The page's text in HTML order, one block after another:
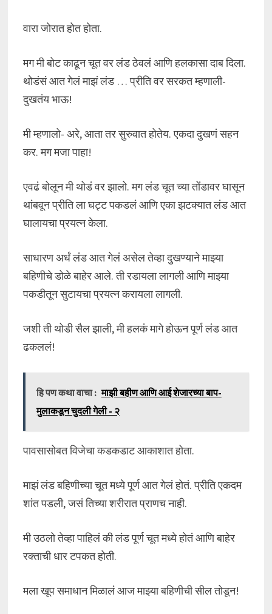
वारा जोरात होत होता.
मग मी बोट काढून चूत वर लंड ठेवलं आणि हलकासा दाब दिला.
थोडंसं आत गेलं माझं लंड … प्रीति वर सरकत म्हणाली-
दुखतंय भाऊ!
मी म्हणालो- अरे, आता तर सुरुवात होतेय. एकदा दुखणं सहन
कर. मग मजा पाहा!
एवढं बोलून मी थोडं वर झालो. मग लंड चूत च्या तोंडावर घासून
थांबवून प्रीति ला घट्ट पकडलं आणि एका झटक्यात लंड आत
घालायचा प्रयत्न केला.
साधारण अर्धं लंड आत गेलं असेल तेव्हा दुखण्याने माझ्या
बहिणीचे डोळे बाहेर आले. ती रडायला लागली आणि माझ्या
पकडीतून सुटायचा प्रयत्न करायला लागली.
जशी ती थोडी सैल झाली, मी हलकं मागे होऊन पूर्ण लंड आत
ढकललं!
हि पण कथा वाचा : माझी बहीण आणि आई शेजारच्या बाप-
मुलाकडून चुदली गेली - २
पावसासोबत विजेचा कडकडाट आकाशात होता.
माझं लंड बहिणीच्या चूत मध्ये पूर्ण आत गेलं होतं. प्रीति एकदम
शांत पडली, जसं तिच्या शरीरात प्राणच नाही.
मी उठलो तेव्हा पाहिलं की लंड पूर्ण चूत मध्ये होतं आणि बाहेर
रक्ताची धार टपकत होती.
मला खूप समाधान मिळालं आज माझ्या बहिणीची सील तोडून!